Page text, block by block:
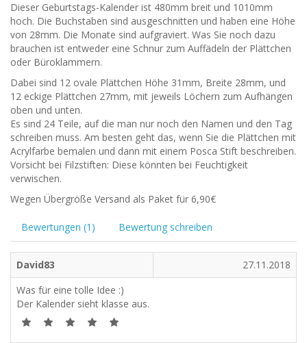
Dieser Geburtstags-Kalender ist 480mm breit und 1010mm
hoch. Die Buchstaben sind ausgeschnitten und haben eine Höhe
von 28mm. Die Monate sind aufgraviert. Was Sie noch dazu
brauchen ist entweder eine Schnur zum Auffädeln der Plättchen
oder Büroklammern.
Dabei sind 12 ovale Plättchen Höhe 31mm, Breite 28mm, und
12 eckige Plättchen 27mm, mit jeweils Löchern zum Aufhängen
oben und unten.
Es sind 24 Teile, auf die man nur noch den Namen und den Tag
schreiben muss. Am besten geht das, wenn Sie die Plättchen mit
Acrylfarbe bemalen und dann mit einem Posca Stift beschreiben.
Vorsicht bei Filzstiften: Diese könnten bei Feuchtigkeit
verwischen.
Wegen Übergröße Versand als Paket für 6,90€
Bewertungen (1) Bewertung schreiben
David83
27.11.2018
Was für eine tolle Idee :)
Der Kalender sieht klasse aus.